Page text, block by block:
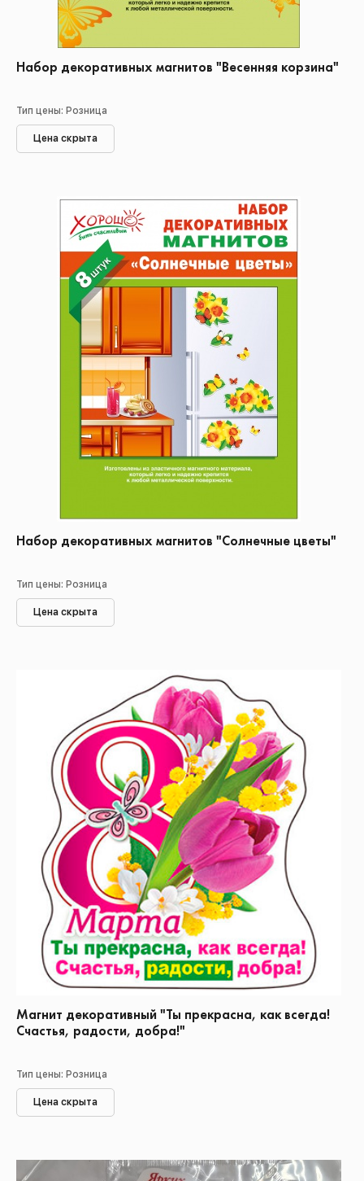
Набор декоративных магнитов "Весенняя корзина"
Тип цены: Розница
Цена скрыта
Набор декоративных магнитов "Солнечные цветы"
Тип цены: Розница
Цена скрыта
Магнит декоративный "Ты прекрасна, как всегда!
Счастья, радости, добра!"
Тип цены: Розница
Цена скрыта